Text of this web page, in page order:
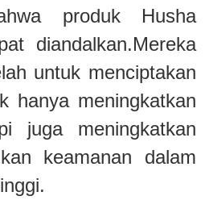
produk Husha
diandalkan.Mereka
untuk menciptakan
hanya meningkatkan
juga meningkatkan
keamanan dalam